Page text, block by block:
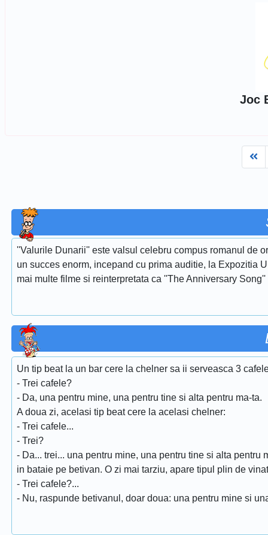
Joc
''Valurile Dunarii'' este valsul celebru compus romanul de
un succes enorm, incepand cu prima auditie, la Expozitia
mai multe filme si reinterpretata ca ''The Anniversary
Un tip beat la un bar cere la chelner sa ii serveasca 3
- Trei cafele?
- Da, una pentru mine, una pentru tine si alta pentru ma-ta.
A doua zi, acelasi tip beat cere la acelasi chelner:
- Trei cafele...
- Trei?
- Da... trei... una pentru mine, una pentru tine si alta
in bataie pe betivan. O zi mai tarziu, apare tipul plin de
- Trei cafele?...
- Nu, raspunde betivanul, doar doua: una pentru mine si